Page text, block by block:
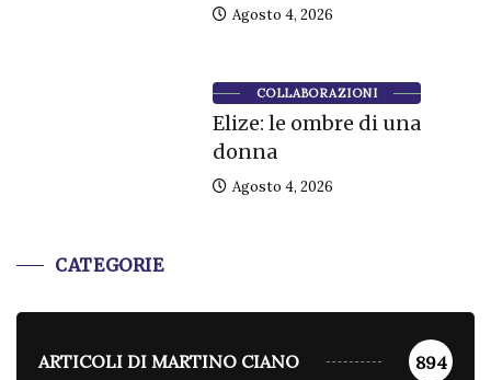
Agosto 4, 2026
COLLABORAZIONI
Elize: le ombre di una
donna
Agosto 4, 2026
CATEGORIE
ARTICOLI DI MARTINO CIANO 894